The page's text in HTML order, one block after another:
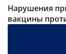
Нарушения
вакцины